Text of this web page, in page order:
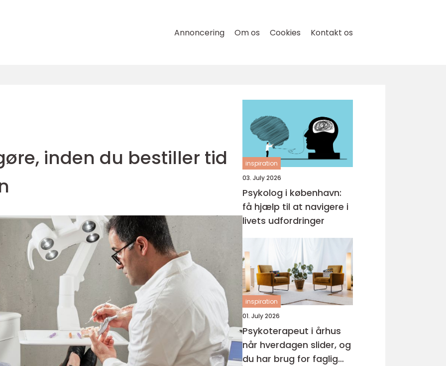
Annoncering Om os Cookies Kontakt os
inden du bestiller tid
inspiration
03. July 2026
Psykolog i københavn:
få hjælp til at navigere i
livets udfordringer
inspiration
01. July 2026
Psykoterapeut i århus
når hverdagen slider, og
du har brug for faglig